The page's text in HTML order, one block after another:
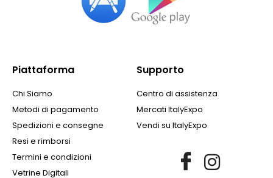
Piattaforma
Chi Siamo
Metodi di pagamento
Spedizioni e consegne
Resi e rimborsi
Termini e condizioni
Vetrine Digitali
Supporto
Centro di assistenza
Mercati ItalyExpo
Vendi su ItalyExpo